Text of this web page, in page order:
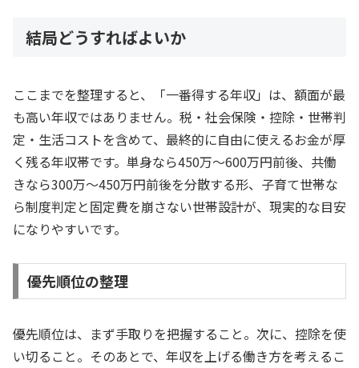
結局どうすればよいか
ここまでを整理すると、「一番得する年収」は、額面が最
も高い年収ではありません。税・社会保険・控除・世帯判
定・生活コストを含めて、最終的に自由に使えるお金が厚
く残る年収帯です。単身なら450万〜600万円前後、共働
きなら300万〜450万円前後を分散する形、子育て世帯な
ら制度判定と固定費を崩さない世帯設計が、現実的な目安
になりやすいです。
優先順位の整理
優先順位は、まず手取りを把握すること。次に、控除を使
い切ること。そのあとで、年収を上げる働き方を考えるこ